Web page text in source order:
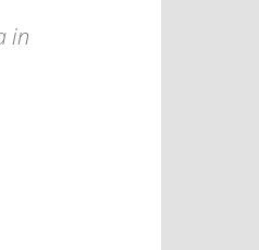
in